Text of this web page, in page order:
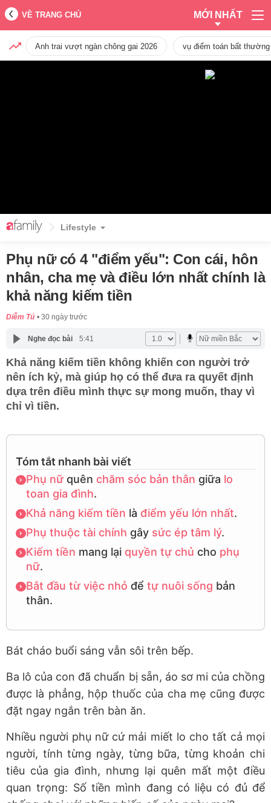
VỀ TRANG CHỦ MỚI NHẤT
Anh trai vượt ngàn chông gai 2026 vụ điểm toán bất
Lifestyle
Phụ nữ có 4 "điểm yếu": Con cái, hôn
nhân, cha mẹ và điều lớn nhất chính là
khả năng kiếm tiền
Diễm Tú 30 ngày trước
Nghe đọc bài 5:41
Khả năng kiếm tiền không khiến con người trở
nên ích kỷ, mà giúp họ có thể đưa ra quyết định
dựa trên điều mình thực sự mong muốn, thay vì
chỉ vì tiền.
Tóm tắt nhanh bài viết
Phụ nữquên chăm sóc bản thân giữa lo
toan gia đình.
Khả năng kiếm tiền là điểm yếu lớn nhất.
Phụ thuộc tài chính gây sức ép tâm lý.
Kiếm tiền mang lại quyền tự chủ cho phụ
nữ.
Bắt đầu từ việc nhỏ để tự nuôi sống bản
thân.
Bát cháo buổi sáng vẫn sôi trên bếp.
Ba lô của con đã chuẩn bị sẵn, áo sơ mi của chồng
được là phẳng, hộp thuốc của cha mẹ cũng được
đặt ngay ngắn trên bàn ăn.
Nhiều người phụ nữ cứ mải miết lo cho tất cả mọi
người, tính từng ngày, từng bữa, từng khoản chi
tiêu của gia đình, nhưng lại quên mất một điều
quan trọng: Số tiền mình đang có liệu có đủ để